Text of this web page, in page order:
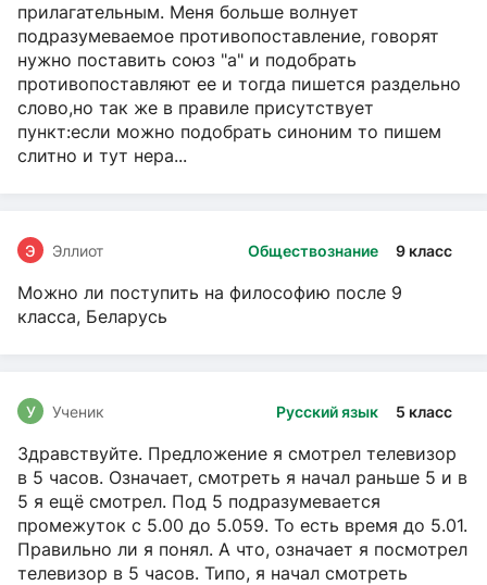
прилагательным. Меня больше волнует
подразумеваемое противопоставление, говорят
нужно поставить союз "а" и подобрать
противопоставляют ее и тогда пишется раздельно
слово,но так же в правиле присутствует
пункт:если можно подобрать синоним то пишем
слитно и тут нера...
Обществознание 9 класс
Э Эллиот
Можно ли поступить на философию после 9
класса, Беларусь
Русский язык 5 класс
У Ученик
Здравствуйте. Предложение я смотрел телевизор
в 5 часов. Означает, смотреть я начал раньше 5 и в
5 я ещё смотрел. Под 5 подразумевается
промежуток с 5.00 до 5.059. То есть время до 5.01.
Правильно ли я понял. А что, означает я посмотрел
телевизор в 5 часов. Типо, я начал смотреть